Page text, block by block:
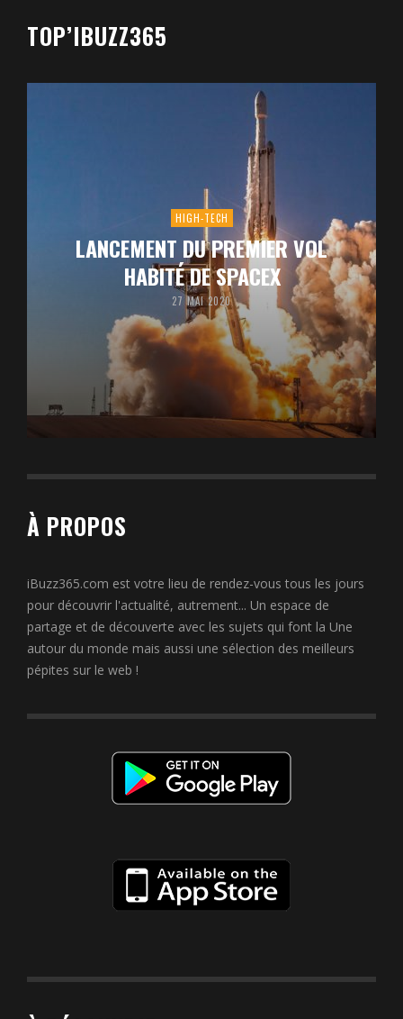
TOP’IBUZZ365
HIGH-TECH
LANCEMENT DU PREMIER VOL
HABITÉ DE SPACEX
27 MAI 2020
À PROPOS
iBuzz365.com est votre lieu de rendez-vous tous les jours
pour découvrir l'actualité, autrement... Un espace de
partage et de découverte avec les sujets qui font la Une
autour du monde mais aussi une sélection des meilleurs
pépites sur le web !